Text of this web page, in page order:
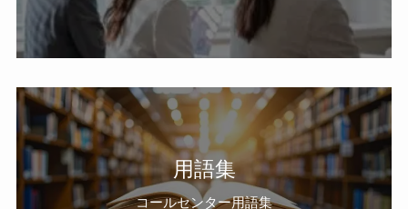
用語集
コールセンター用語集